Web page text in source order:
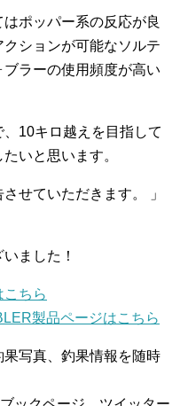
ポッパー系の反応が良
ションが可能なソルテ
ラーの使用頻度が高い
10キロ越えを目指して
いと思います。
せていただきます。 」
ました！
こちら
製品ページはこちら
写真、釣果情報を随時